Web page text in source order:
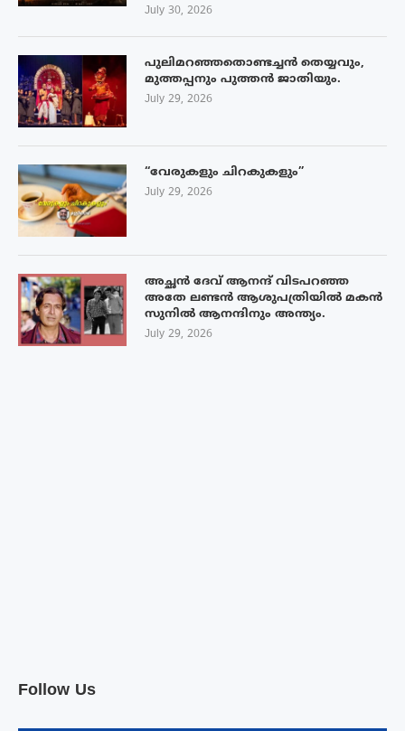
July 30, 2026
പുലിമറഞ്ഞതൊണ്ടച്ചൻ തെയ്യവും,
മുത്തപ്പനും പുത്തൻ ജാതിയും.
July 29, 2026
“വേരുകളും ചിറകുകളും”
July 29, 2026
അച്ഛൻ ദേവ് ആനന്ദ് വിടപറഞ്ഞ
അതേ ലണ്ടൻ ആശുപത്രിയിൽ മകൻ
സുനിൽ ആനന്ദിനും അന്ത്യം.
July 29, 2026
Follow Us